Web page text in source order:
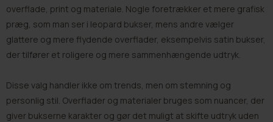
overflade, print og materiale. Nogle foretrækker et mere grafisk
præg, som man ser i leopard bukser, mens andre vælger
glattere og mere flydende overflader, eksempelvis satin bukser,
der tilfører et roligere og mere sammenhængende udtryk.
Disse valg handler ikke om trends, men om stemning og
personlig stil. Overflader og materialer bruges som nuancer, der
giver bukserne karakter og gør det muligt at skifte udtryk uden